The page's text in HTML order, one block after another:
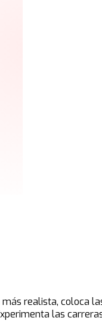
más realista, coloca
las